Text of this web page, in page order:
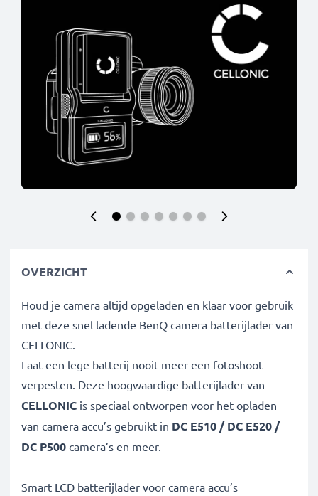
OVERZICHT
Houd je camera altijd opgeladen en klaar voor gebruik
met deze snel ladende BenQ camera batterijlader van
CELLONIC.
Laat een lege batterij nooit meer een fotoshoot
verpesten. Deze hoogwaardige batterijlader van
CELLONIC is speciaal ontworpen voor het opladen
van camera accu’s gebruikt in DC E510 / DC E520 /
DC P500 camera’s en meer.
Smart LCD batterijlader voor camera accu’s